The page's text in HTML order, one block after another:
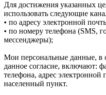
Для достижения указанных
использовать следующие
• по адресу электронной
• по номеру телефона (SMS,
мессенджеры);
Мои персональные данные, в
данное согласие, включают:
телефона, адрес
населенный пункт.